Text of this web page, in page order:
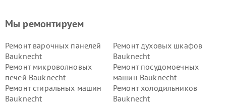
Мы ремонтируем
Ремонт варочных панелей
Bauknecht
Ремонт духовых шкафов
Bauknecht
Ремонт микроволновых
печей Bauknecht
Ремонт посудомоечных
машин Bauknecht
Ремонт стиральных машин
Bauknecht
Ремонт холодильников
Bauknecht